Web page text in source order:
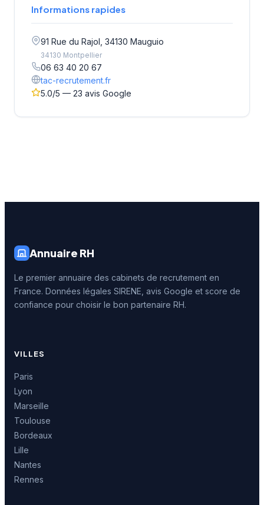
Informations rapides
91 Rue du Rajol, 34130 Mauguio
34130 Montpellier
06 63 40 20 67
tac-recrutement.fr
5.0/5 — 23 avis Google
Annuaire RH
Le premier annuaire des cabinets de recrutement en
France. Données légales SIRENE, avis Google et score de
confiance pour choisir le bon partenaire RH.
VILLES
Paris
Lyon
Marseille
Toulouse
Bordeaux
Lille
Nantes
Rennes